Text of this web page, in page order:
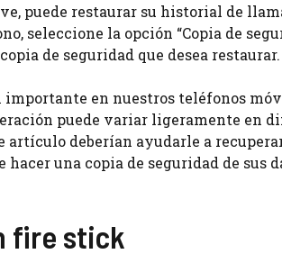
puede restaurar su historial de
seleccione la opción “Copia de
de seguridad que desea restaurar.
en nuestros teléfonos
puede variar ligeramente en
artículo deberían ayudarle a
una copia de seguridad de sus
fire stick